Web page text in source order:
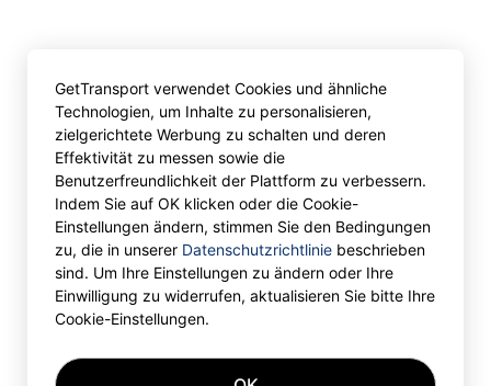
GetTransport verwendet Cookies und ähnliche
Technologien, um Inhalte zu personalisieren,
zielgerichtete Werbung zu schalten und deren
Effektivität zu messen sowie die
Benutzerfreundlichkeit der Plattform zu verbessern.
Indem Sie auf OK klicken oder die Cookie-
Einstellungen ändern, stimmen Sie den Bedingungen
zu, die in unserer Datenschutzrichtlinie beschrieben
sind. Um Ihre Einstellungen zu ändern oder Ihre
Einwilligung zu widerrufen, aktualisieren Sie bitte Ihre
Cookie-Einstellungen.